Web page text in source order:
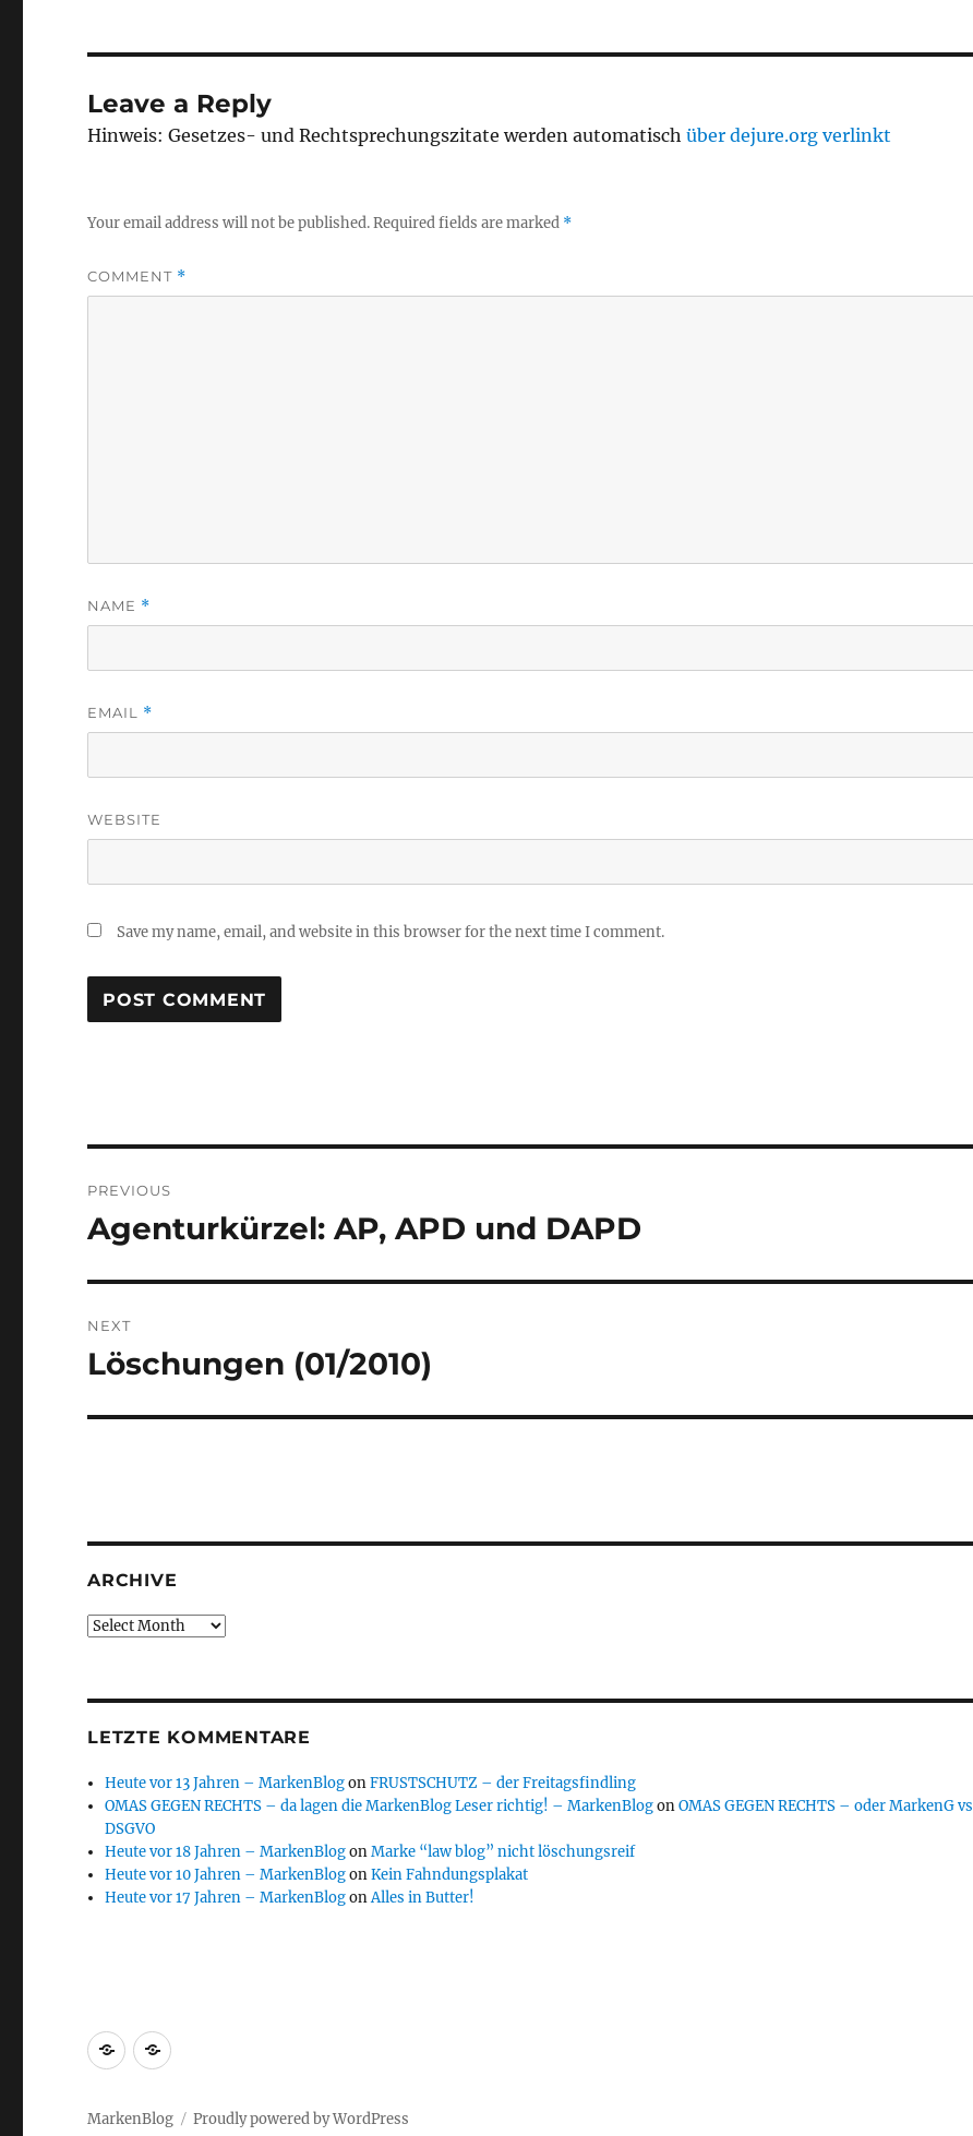
Leave a Reply
Hinweis: Gesetzes- und Rechtsprechungszitate werden automatischüber dejure.org verlinkt
Your email address will not be published.Required fields are marked *
COMMENT *
NAME *
EMAIL *
WEBSITE
Save my name, email, and website in this browser for the next time I comment.
navigation
PREVIOUS
Previous
Agenturkürzel: AP, APD und DAPD
NEXT
Next
Löschungen (01/2010)
ARCHIVE
Archive
LETZTE KOMMENTARE
Heute vor 13 Jahren – MarkenBlogonFRUSTSCHUTZ – der Freitagsfindling
OMAS GEGEN RECHTS – da lagen die MarkenBlog Leser richtig! – MarkenBlogonOMAS GEGEN RECHTS – oder MarkenG vs
DSGVO
Heute vor 18 Jahren – MarkenBlogonMarke “law blog” nicht löschungsreif
Heute vor 10 Jahren – MarkenBlogonKein Fahndungsplakat
Heute vor 17 Jahren – MarkenBlogonAlles in Butter!
Markenrecherche
Gastbeiträge
MarkenBlog Proudly powered by WordPress